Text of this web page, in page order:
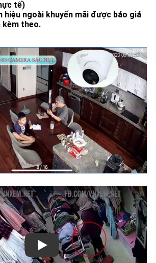
tế)
hiệu ngoài khuyến mãi được báo giá
kèm theo.